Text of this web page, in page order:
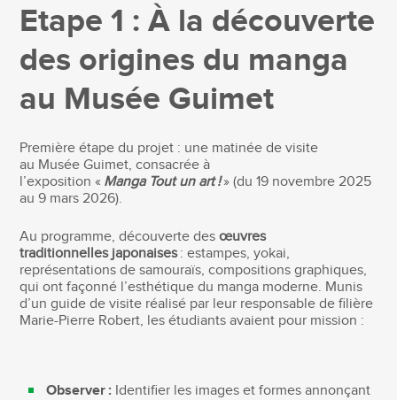
Etape 1 : À la découverte
des origines du manga
au Musée Guimet
Première étape du projet : une matinée de visite
au Musée Guimet, consacrée à
l’exposition « Manga Tout un art !» (du 19 novembre 2025
au 9 mars 2026).
Au programme, découverte desœuvres
traditionnelles japonaises: estampes, yokai,
représentations de samouraïs, compositions graphiques,
qui ont façonné l’esthétique du manga moderne. Munis
d’un guide de visite réalisé par leur responsable de filière
Marie-Pierre Robert, les étudiants avaient pour mission :
Observer : Identifier les images et formes annonçant